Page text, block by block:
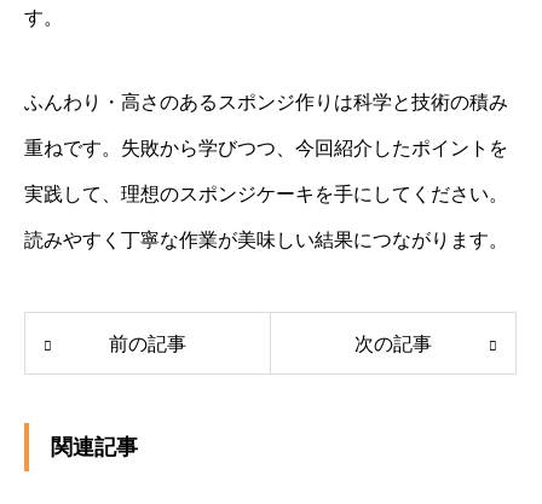
す。
ふんわり・高さのあるスポンジ作りは科学と技術の積み
重ねです。失敗から学びつつ、今回紹介したポイントを
実践して、理想のスポンジケーキを手にしてください。
読みやすく丁寧な作業が美味しい結果につながります。
前の記事 次の記事
関連記事